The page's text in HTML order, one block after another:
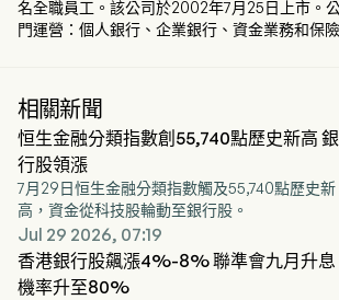
名全職員工。該公司於2002年7月25日上市。
門運營：個人銀行、企業銀行、資金業務和保
貨有限公司。
相關新聞
恒生金融分類指數創55,740點歷史新高 銀
行股領漲
7月29日恒生金融分類指數觸及55,740點歷史新
高，資金從科技股輪動至銀行股。
Jul 29 2026, 07:19
香港銀行股飆漲4%-8% 聯準會九月升息
機率升至80%